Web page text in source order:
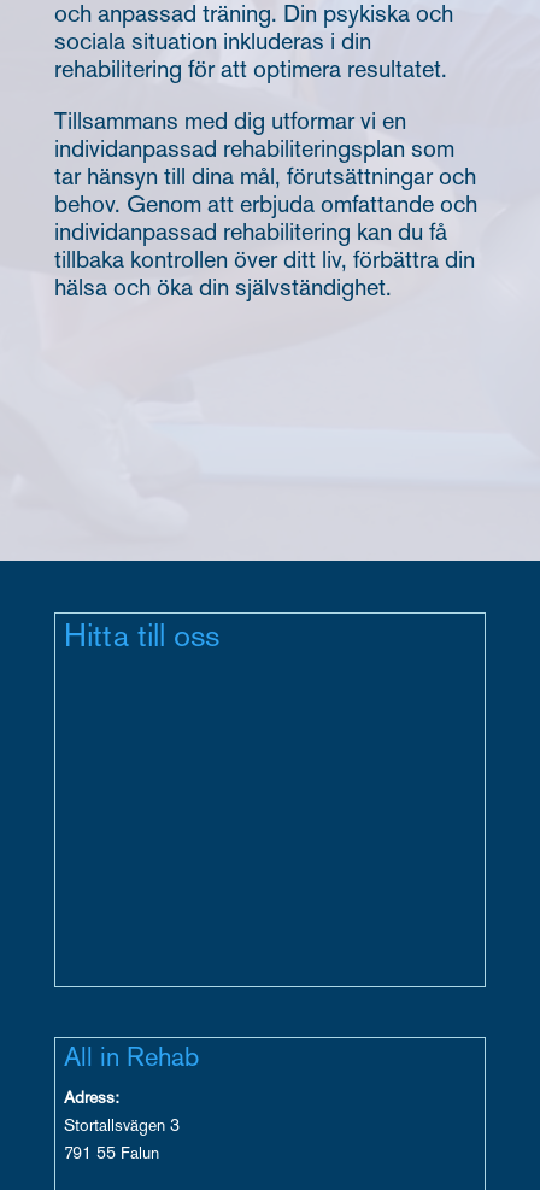
och anpassad träning. Din psykiska och
sociala situation inkluderas i din
rehabilitering för att optimera resultatet.
Tillsammans med dig utformar vi en
individanpassad rehabiliteringsplan som
tar hänsyn till dina mål, förutsättningar och
behov. Genom att erbjuda omfattande och
individanpassad rehabilitering kan du få
tillbaka kontrollen över ditt liv, förbättra din
hälsa och öka din självständighet.
Hitta till oss
All in Rehab
Adress:
Stortallsvägen 3
791 55 Falun